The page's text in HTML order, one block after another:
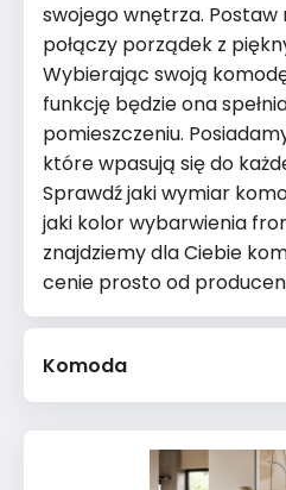
swojego wnętrza.
połączy porządek z
Wybierając swoją
funkcję będzie ona
pomieszczeniu.
które wpasują się do
Sprawdź jaki wymiar
jaki kolor wybarwienia
znajdziemy dla Ciebie
cenie prosto od
Komoda